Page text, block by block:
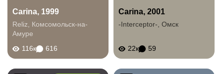
Carina, 1999
Reliz
Комсомольск-на-
Амуре
116к
616
Carina, 2001
-Interceptor- Омск
22к 59